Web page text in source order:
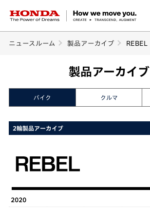
HONDA The Power of Dreams
ニュースルーム 製品アーカイブ REBEL
製品アーカイブ
バイク クルマ
2輪製品アーカイブ
2020